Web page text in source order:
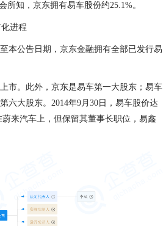
所知，京东拥有易车股份约25.1%。
本公告日期，京东金融拥有全部已发行易
市。此外， 京东是易车第一大股东；易车
六大股东。 2014年9月30日，易车股价达
来汽车上，但保留其董事长职位，易鑫